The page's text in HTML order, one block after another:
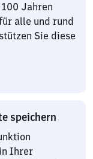
Jahren
alle und rund
Sie diese
speichern
Ihrer